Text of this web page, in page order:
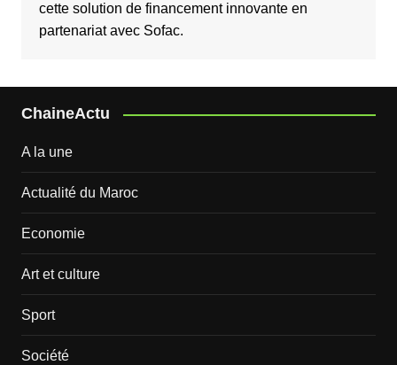
cette solution de financement innovante en
partenariat avec Sofac.
ChaineActu
A la une
Actualité du Maroc
Economie
Art et culture
Sport
Société